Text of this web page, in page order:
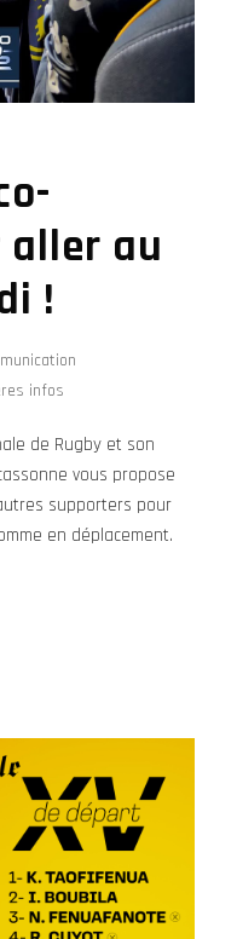
au
!
infos
de Rugby et son
vous propose
supporters pour
en déplacement.